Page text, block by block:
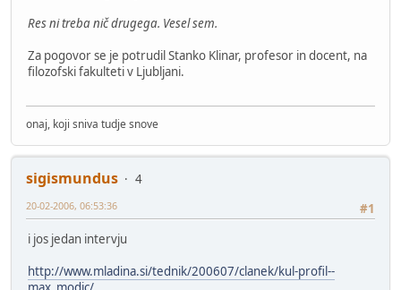
Res ni treba nič drugega. Vesel sem.
Za pogovor se je potrudil Stanko Klinar, profesor in docent, na
filozofski fakulteti v Ljubljani.
onaj, koji sniva tudje snove
sigismundus
4
#1
20-02-2006, 06:53:36
i jos jedan intervju
http://www.mladina.si/tednik/200607/clanek/kul-profil--